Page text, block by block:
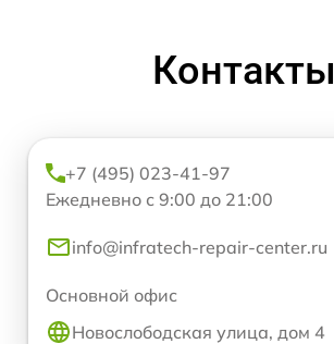
Контакты
+7 (495) 023-41-97
Ежедневно с 9:00 до 21:00
info@infratech-repair-center.ru
Основной офис
Новослободская улица, дом 4